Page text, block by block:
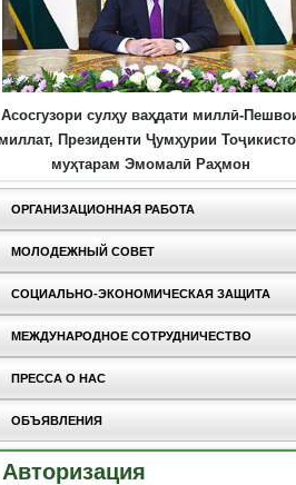
Асосгузори сулҳу ваҳдати миллӣ-
миллат, Президенти Ҷумҳурии
муҳтарам Эмомалӣ Раҳмон
ОРГАНИЗАЦИОННАЯ РАБОТА
МОЛОДЕЖНЫЙ СОВЕТ
СОЦИАЛЬНО-ЭКОНОМИЧЕСКАЯ ЗАЩИТА
МЕЖДУНАРОДНОЕ СОТРУДНИЧЕСТВО
ПРЕССА О НАС
ОБЪЯВЛЕНИЯ
Авторизация